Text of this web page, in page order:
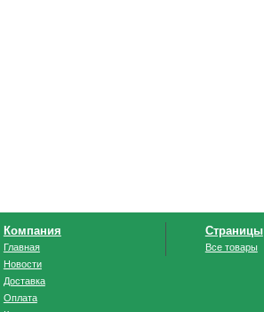
Компания
Главная
Новости
Доставка
Оплата
Страницы
Все товары